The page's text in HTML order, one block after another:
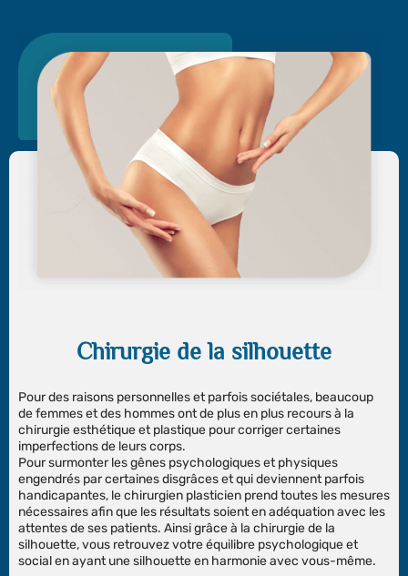
Chirurgie de la silhouette
Pour des raisons personnelles et parfois sociétales, beaucoup
de femmes et des hommes ont de plus en plus recours à la
chirurgie esthétique et plastique pour corriger certaines
imperfections de leurs corps.
Pour surmonter les gênes psychologiques et physiques
engendrés par certaines disgrâces et qui deviennent parfois
handicapantes, le chirurgien plasticien prend toutes les mesures
nécessaires afin que les résultats soient en adéquation avec les
attentes de ses patients. Ainsi grâce à la chirurgie de la
silhouette, vous retrouvez votre équilibre psychologique et
social en ayant une silhouette en harmonie avec vous-même.